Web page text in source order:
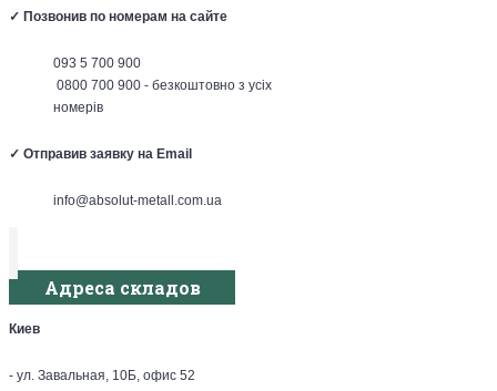
✓ Позвонив по номерам на сайте
093 5 700 900
0800 700 900 - безкоштовно з усіх
номерів
✓ Отправив заявку на Email
info@absolut-metall.com.ua
Адреса складов
Киев
- ул. Завальная, 10Б, офис 52